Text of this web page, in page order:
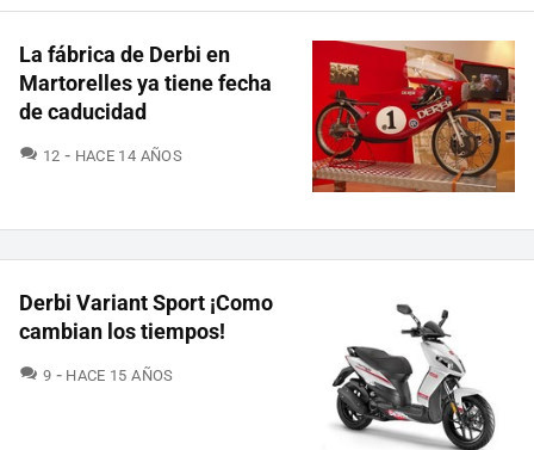
La fábrica de Derbi en
Martorelles ya tiene fecha
de caducidad
12 COMENTARIOS
HACE 14 AÑOS
Derbi Variant Sport ¡Como
cambian los tiempos!
9 COMENTARIOS
HACE 15 AÑOS